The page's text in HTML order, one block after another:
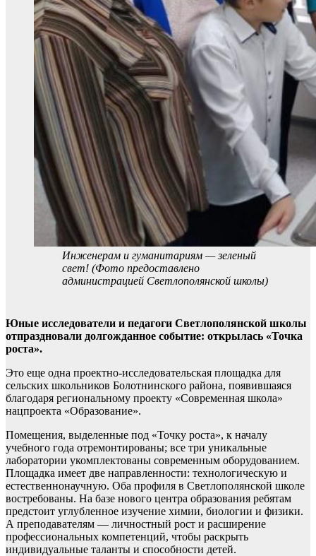
Инженерам и гуманитариям — зеленый
свет! (Фото предоставлено
администрацией Светлополянской школы)
Юные исследователи и педагоги Светлополянской школы
отпраздновали долгожданное событие: открылась «Точка
роста».
Это еще одна проектно-исследовательская площадка для
сельских школьников Болотнинского района, появившаяся
благодаря региональному проекту «Современная школа»
нацпроекта «Образование».
Помещения, выделенные под «Точку роста», к началу
учебного года отремонтированы; все три уникальные
лаборатории укомплектованы современным оборудованием.
Площадка имеет две направленности: технологическую и
естественнонаучную. Оба профиля в Светлополянской школе
востребованы. На базе нового центра образования ребятам
предстоит углубленное изучение химии, биологии и физики.
А преподавателям — личностный рост и расширение
профессиональных компетенций, чтобы раскрыть
индивидуальные таланты и способности детей.